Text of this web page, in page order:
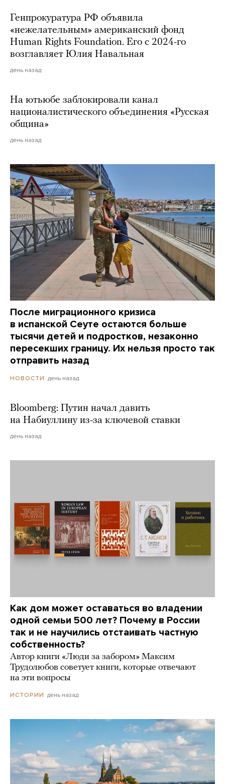
Генпрокуратура РФ объявила
«нежелательным» американский фонд
Human Rights Foundation. Его с 2024-го
возглавляет Юлия Навальная
день назад
На ютьюбе заблокировали канал
националистического объединения «Русская
община»
день назад
После миграционного кризиса
в испанской Сеуте остаются больше
тысячи детей и подростков, незаконно
пересекших границу. Их нельзя просто так
отправить назад
НОВОСТИ день назад
Bloomberg: Путин начал давить
на Набиуллину из-за ключевой ставки
день назад
Как дом может оставаться во владении
одной семьи 500 лет? Почему в России
так и не научились отстаивать частную
собственность?
Автор книги «Люди за забором» Максим
Трудолюбов советует книги, которые отвечают
на эти вопросы
ИСТОРИИ день назад